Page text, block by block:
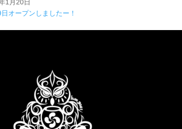
1月20日
オープンしましたー！